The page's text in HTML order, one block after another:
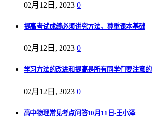
02月12日, 2023 0
提高考试成绩必须讲究方法，尊重课本基础
02月12日, 2023 0
学习方法的改进和提高是所有同学们要注意的
02月12日, 2023 0
高中物理常见考点问答10月11日-王小泽